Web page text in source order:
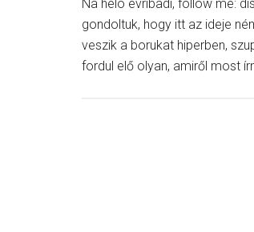
Na heló evribadi, follow me:
gondoltuk, hogy itt az ideje
veszik a borukat hiperben,
fordul elő olyan, amiről most